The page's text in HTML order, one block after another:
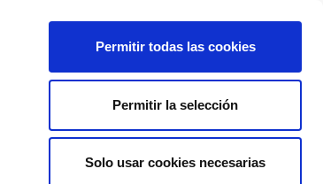
Permitir todas las cookies
Permitir la selección
Solo usar cookies necesarias
AFÍLIATE